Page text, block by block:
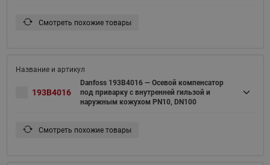
Смотреть похожие товары
193B4016
Danfoss 193B4016 — Осевой компенсатор
под приварку с внутренней гильзой и
наружным кожухом PN10, DN100
Смотреть похожие товары